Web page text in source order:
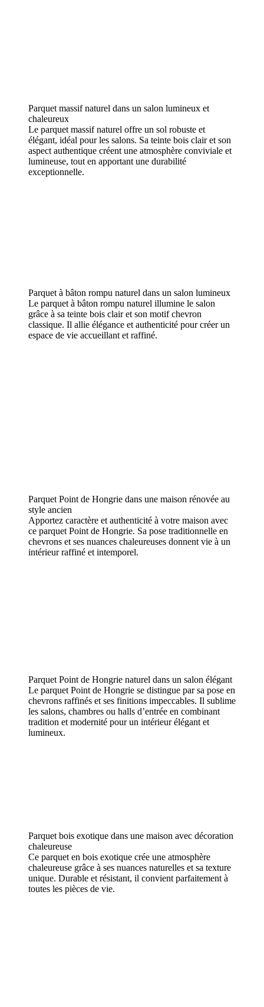
Parquet massif naturel dans un salon lumineux et
chaleureux
Le parquet massif naturel offre un sol robuste et
élégant, idéal pour les salons. Sa teinte bois clair et son
aspect authentique créent une atmosphère conviviale et
lumineuse, tout en apportant une durabilité
exceptionnelle.
Parquet à bâton rompu naturel dans un salon lumineux
Le parquet à bâton rompu naturel illumine le salon
grâce à sa teinte bois clair et son motif chevron
classique. Il allie élégance et authenticité pour créer un
espace de vie accueillant et raffiné.
Parquet Point de Hongrie dans une maison rénovée au
style ancien
Apportez caractère et authenticité à votre maison avec
ce parquet Point de Hongrie. Sa pose traditionnelle en
chevrons et ses nuances chaleureuses donnent vie à un
intérieur raffiné et intemporel.
Parquet Point de Hongrie naturel dans un salon élégant
Le parquet Point de Hongrie se distingue par sa pose en
chevrons raffinés et ses finitions impeccables. Il sublime
les salons, chambres ou halls d’entrée en combinant
tradition et modernité pour un intérieur élégant et
lumineux.
Parquet bois exotique dans une maison avec décoration
chaleureuse
Ce parquet en bois exotique crée une atmosphère
chaleureuse grâce à ses nuances naturelles et sa texture
unique. Durable et résistant, il convient parfaitement à
toutes les pièces de vie.